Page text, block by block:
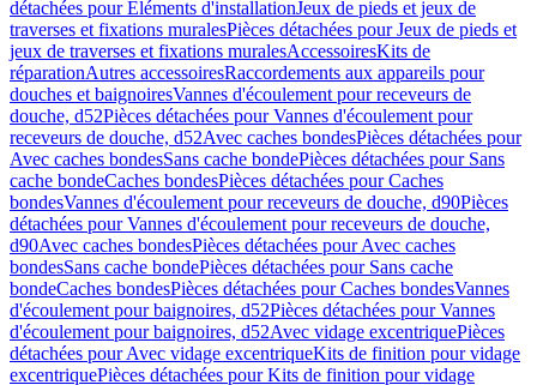
détachées pour Eléments d'installationJeux de pieds et jeux de
traverses et fixations muralesPièces détachées pour Jeux de pieds et
jeux de traverses et fixations muralesAccessoiresKits de
réparationAutres accessoiresRaccordements aux appareils pour
douches et baignoiresVannes d'écoulement pour receveurs de
douche, d52Pièces détachées pour Vannes d'écoulement pour
receveurs de douche, d52Avec caches bondesPièces détachées pour
Avec caches bondesSans cache bondePièces détachées pour Sans
cache bondeCaches bondesPièces détachées pour Caches
bondesVannes d'écoulement pour receveurs de douche, d90Pièces
détachées pour Vannes d'écoulement pour receveurs de douche,
d90Avec caches bondesPièces détachées pour Avec caches
bondesSans cache bondePièces détachées pour Sans cache
bondeCaches bondesPièces détachées pour Caches bondesVannes
d'écoulement pour baignoires, d52Pièces détachées pour Vannes
d'écoulement pour baignoires, d52Avec vidage excentriquePièces
détachées pour Avec vidage excentriqueKits de finition pour vidage
excentriquePièces détachées pour Kits de finition pour vidage